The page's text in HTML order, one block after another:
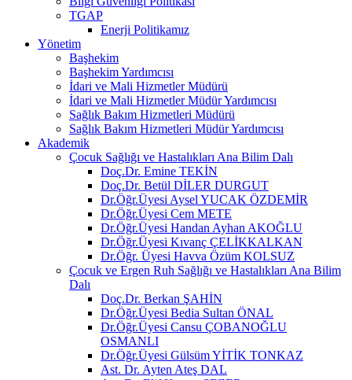
TGAP
Enerji Politikamız
Yönetim
Başhekim
Başhekim Yardımcısı
İdari ve Mali Hizmetler Müdürü
İdari ve Mali Hizmetler Müdür Yardımcısı
Sağlık Bakım Hizmetleri Müdürü
Sağlık Bakım Hizmetleri Müdür Yardımcısı
Akademik
Çocuk Sağlığı ve Hastalıkları Ana Bilim Dalı
Doç.Dr. Emine TEKİN
Doç.Dr. Betül DİLER DURGUT
Dr.Öğr.Üyesi Aysel YUCAK ÖZDEMİR
Dr.Öğr.Üyesi Cem METE
Dr.Öğr.Üyesi Handan Ayhan AKOĞLU
Dr.Öğr.Üyesi Kıvanç ÇELİKKALKAN
Dr.Öğr. Üyesi Havva Özüm KOLSUZ
Çocuk ve Ergen Ruh Sağlığı ve Hastalıkları Ana Bilim
Dalı
Doç.Dr. Berkan ŞAHİN
Dr.Öğr.Üyesi Bedia Sultan ÖNAL
Dr.Öğr.Üyesi Cansu ÇOBANOĞLU
OSMANLI
Dr.Öğr.Üyesi Gülsüm YİTİK TONKAZ
Ast. Dr. Ayten Ateş DAL